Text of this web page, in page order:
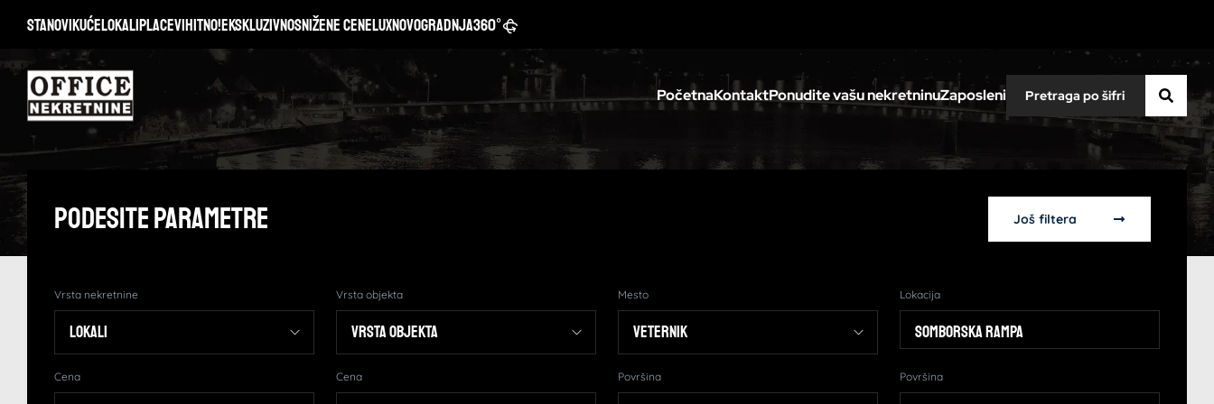
StanoviKućeLokaliPlaceviHitno!EkskluzivnoSnižene ceneLuxNovogradnja360°
PočetnaKontaktPonudite vašu nekretninuZaposleni
Podesite Parametre Još filtera
Vrsta nekretnine Vrsta objekta Mesto Lokacija
Somborska rampa
Cena Cena Površina Površina